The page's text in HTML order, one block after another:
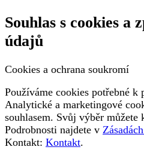
Souhlas s cookies a
údajů
Cookies a ochrana soukromí
Používáme cookies potřebné k
Analytické a marketingové
souhlasem. Svůj výběr
Podrobnosti najdete v
Kontakt: Kontakt.